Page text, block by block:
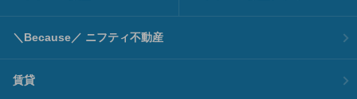
＼Because／ ニフティ不動産
賃貸